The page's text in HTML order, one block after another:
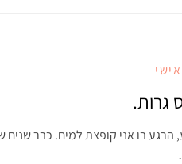
גרות.
הרגע בו אני קופצת למים. כבר שנים